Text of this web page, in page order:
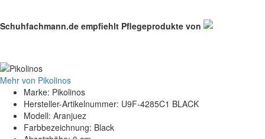
Schuhfachmann.de empfiehlt Pflegeprodukte von
Mehr von Pikolinos
Marke: Pikolinos
Hersteller-Artikelnummer: U9F-4285C1 BLACK
Modell: Aranjuez
Farbbezeichnung: Black